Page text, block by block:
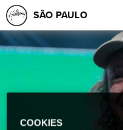
SÃO PAULO
COOKIES